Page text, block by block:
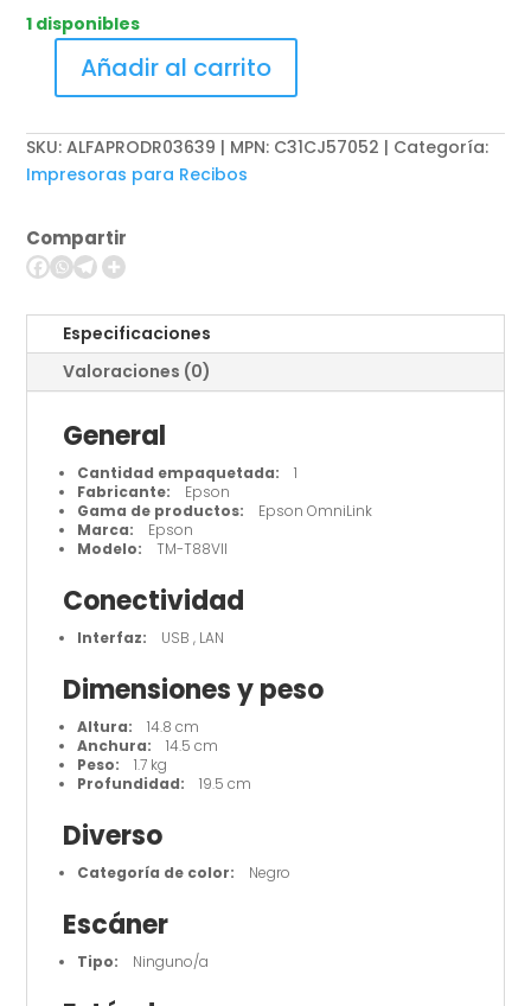
1 disponibles
TM-
de
recibos
línea
térmica
cantidad
Añadir al carrito
SKU:ALFAPRODR03639 | MPN: C31CJ57052
Categoría:
Impresoras para Recibos
Compartir
Especificaciones
Valoraciones (0)
General
Cantidad empaquetada: 1
Fabricante: Epson
Gama de productos: Epson OmniLink
Marca: Epson
Modelo: TM-T88VII
Conectividad
Interfaz: USB , LAN
Dimensiones y peso
Altura: 14.8 cm
Anchura: 14.5 cm
Peso: 1.7 kg
Profundidad: 19.5 cm
Diverso
Categoría de color: Negro
Escáner
Tipo: Ninguno/a